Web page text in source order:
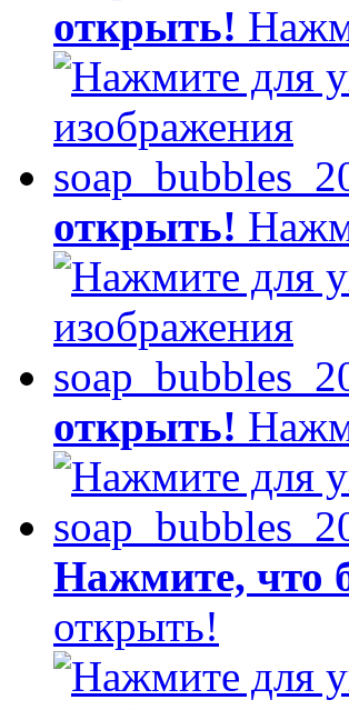
открыть!
открыть!
открыть!
Нажмите, что
открыть!